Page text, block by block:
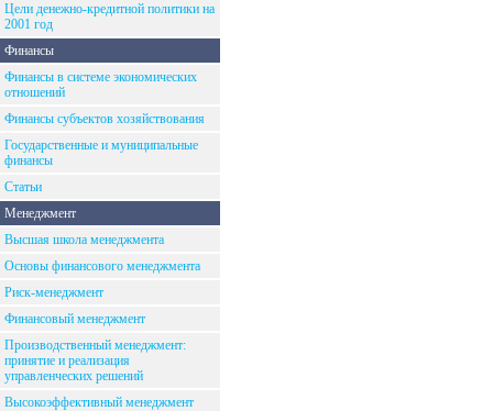
Цели денежно-кредитной политики на
2001 год
Финансы
Финансы в системе экономических
отношений
Финансы субъектов хозяйствования
Государственные и муниципальные
финансы
Статьи
Менеджмент
Высшая школа менеджмента
Основы финансового менеджмента
Риск-менеджмент
Финансовый менеджмент
Производственный менеджмент:
принятие и реализация
управленческих решений
Высокоэффективный менеджмент